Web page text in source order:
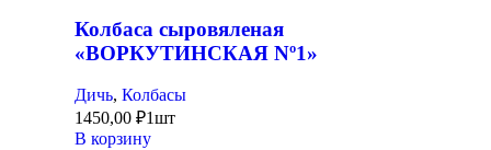
Колбаса сыровяленая
«ВОРКУТИНСКАЯ Nº1»
Дичь, Колбасы
1450,00 ₽1шт
В корзину